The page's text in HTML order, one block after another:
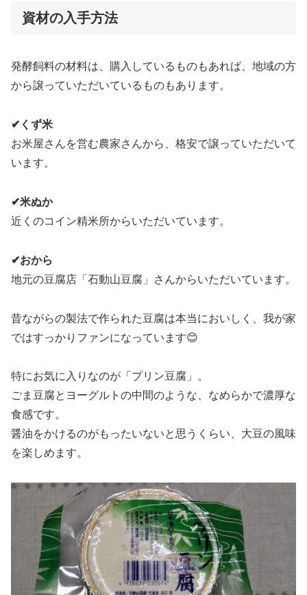
資材の入手方法
発酵飼料の材料は、購入しているものもあれば、地域の方
から譲っていただいているものもあります。
✔くず米
お米屋さんを営む農家さんから、格安で譲っていただいて
います。
✔米ぬか
近くのコイン精米所からいただいています。
✔おから
地元の豆腐店「石動山豆腐」さんからいただいています。
昔ながらの製法で作られた豆腐は本当においしく、我が家
ではすっかりファンになっています😊
特にお気に入りなのが「プリン豆腐」。
ごま豆腐とヨーグルトの中間のような、なめらかで濃厚な
食感です。
醤油をかけるのがもったいないと思うくらい、大豆の風味
を楽しめます。